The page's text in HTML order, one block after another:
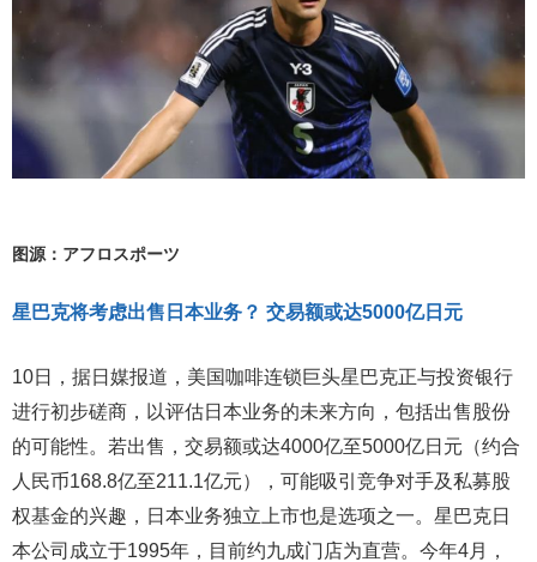
图源：アフロスポーツ
星巴克将考虑出售日本业务？ 交易额或达5000亿日元
10日，据日媒报道，美国咖啡连锁巨头星巴克正与投资银行
进行初步磋商，以评估日本业务的未来方向，包括出售股份
的可能性。若出售，交易额或达4000亿至5000亿日元（约合
人民币168.8亿至211.1亿元），可能吸引竞争对手及私募股
权基金的兴趣，日本业务独立上市也是选项之一。星巴克日
本公司成立于1995年，目前约九成门店为直营。今年4月，